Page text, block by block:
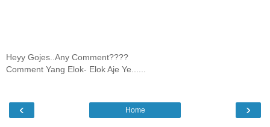
Heyy Gojes..Any Comment????
Comment Yang Elok- Elok Aje Ye......
‹ ›
Home